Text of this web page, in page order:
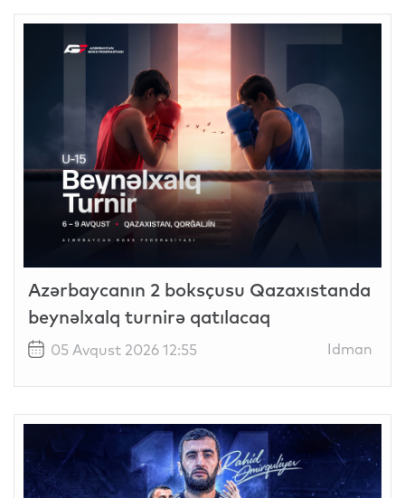
Azərbaycanın 2 boksçusu Qazaxıstanda
beynəlxalq turnirə qatılacaq
05 Avqust 2026 12:55 Idman